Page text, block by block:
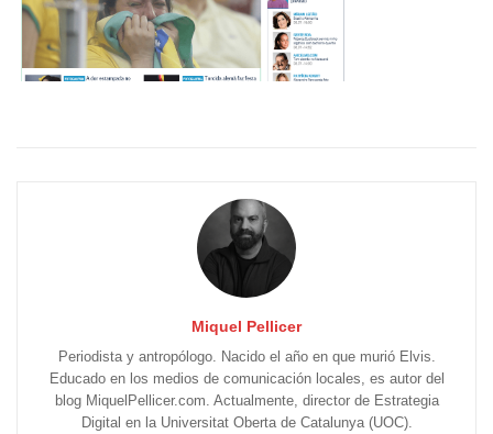
Miquel Pellicer
Periodista y antropólogo. Nacido el año en que murió Elvis.
Educado en los medios de comunicación locales, es autor del
blog MiquelPellicer.com. Actualmente, director de Estrategia
Digital en la Universitat Oberta de Catalunya (UOC).